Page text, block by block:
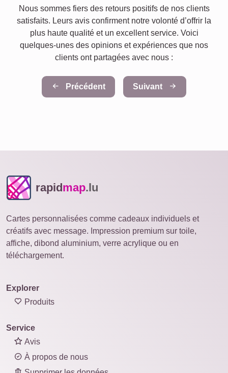
Nous sommes fiers des retours positifs de nos clients
satisfaits. Leurs avis confirment notre volonté d’offrir la
plus haute qualité et un excellent service. Voici
quelques-unes des opinions et expériences que nos
clients ont partagées avec nous :
Précédent Suivant
rapidmap.lu
Cartes personnalisées comme cadeaux individuels et
créatifs avec message. Impression premium sur toile,
affiche, dibond aluminium, verre acrylique ou en
téléchargement.
Explorer
Produits
Service
Avis
À propos de nous